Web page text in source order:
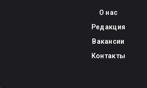
О нас
Редакция
Вакансии
Контакты